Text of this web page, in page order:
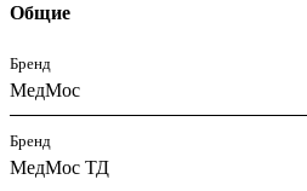
Общие
Бренд
МедМос
Бренд
МедМос ТД